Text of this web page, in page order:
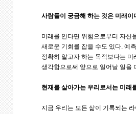
사람들이 궁금해 하는 것은 미래이
미래를 안다면 위험으로부터 자신
새로운 기회를 잡을 수도 있다. 예
정확히 알고자 하는 목적보다는
생각함으로써 앞으로 일어날 일을
현재를 살아가는 우리로서는 미래
지금 우리는 모든 삶이 기록되는